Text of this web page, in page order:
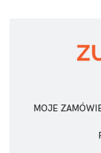
MOJE